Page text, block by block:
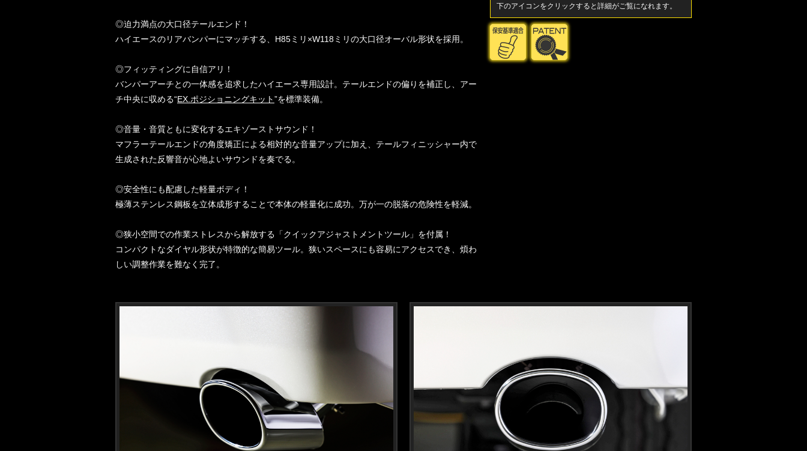
◎迫力満点の大口径テールエンド！
ハイエースのリアバンパーにマッチする、H85ミリ×W118ミリの大口径オーバル形状を採用。
◎フィッティングに自信アリ！
バンパーアーチとの一体感を追求したハイエース専用設計。テールエンドの偏りを補正し、アー
チ中央に収める“EX.ポジショニングキット”を標準装備。
◎音量・音質ともに変化するエキゾーストサウンド！
マフラーテールエンドの角度矯正による相対的な音量アップに加え、テールフィニッシャー内で
生成された反響音が心地よいサウンドを奏でる。
◎安全性にも配慮した軽量ボディ！
極薄ステンレス鋼板を立体成形することで本体の軽量化に成功。万が一の脱落の危険性を軽減。
◎狭小空間での作業ストレスから解放する「クイックアジャストメントツール」を付属！
コンパクトなダイヤル形状が特徴的な簡易ツール。狭いスペースにも容易にアクセスでき、煩わ
しい調整作業を難なく完了。
下のアイコンをクリックすると詳細がご覧になれます。